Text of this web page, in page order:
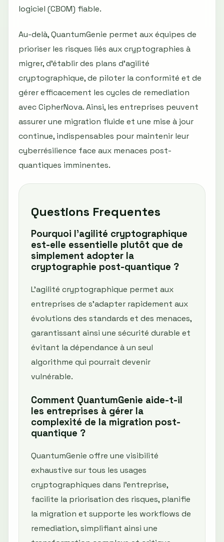
logiciel (CBOM) fiable.
Au-delà, QuantumGenie permet aux équipes de
prioriser les risques liés aux cryptographies à
migrer, d’établir des plans d’agilité
cryptographique, de piloter la conformité et de
gérer efficacement les cycles de remediation
avec CipherNova. Ainsi, les entreprises peuvent
assurer une migration fluide et une mise à jour
continue, indispensables pour maintenir leur
cyberrésilience face aux menaces post-
quantiques imminentes.
Questions Frequentes
Pourquoi l'agilité cryptographique
est-elle essentielle plutôt que de
simplement adopter la
cryptographie post-quantique ?
L'agilité cryptographique permet aux
entreprises de s'adapter rapidement aux
évolutions des standards et des menaces,
garantissant ainsi une sécurité durable et
évitant la dépendance à un seul
algorithme qui pourrait devenir
vulnérable.
Comment QuantumGenie aide-t-il
les entreprises à gérer la
complexité de la migration post-
quantique ?
QuantumGenie offre une visibilité
exhaustive sur tous les usages
cryptographiques dans l’entreprise,
facilite la priorisation des risques, planifie
la migration et supporte les workflows de
remediation, simplifiant ainsi une